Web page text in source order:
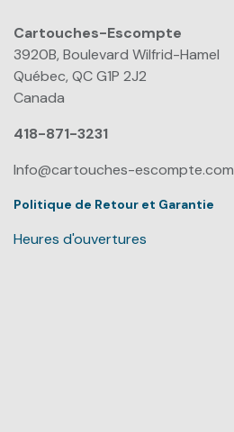
Cartouches-Escompte
3920B, Boulevard Wilfrid-Hamel
Québec, QC G1P 2J2
Canada
418-871-3231
Info@cartouches-escompte.com
Politique de Retour et Garantie
Heures d'ouvertures